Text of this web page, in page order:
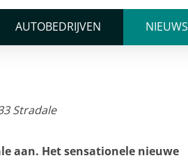
AUTOBEDRIJVEN NIEUWS
aan. Het sensationele nieuwe